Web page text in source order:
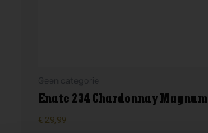
Enate 234 Chardonnay Magnum
€ 29,99